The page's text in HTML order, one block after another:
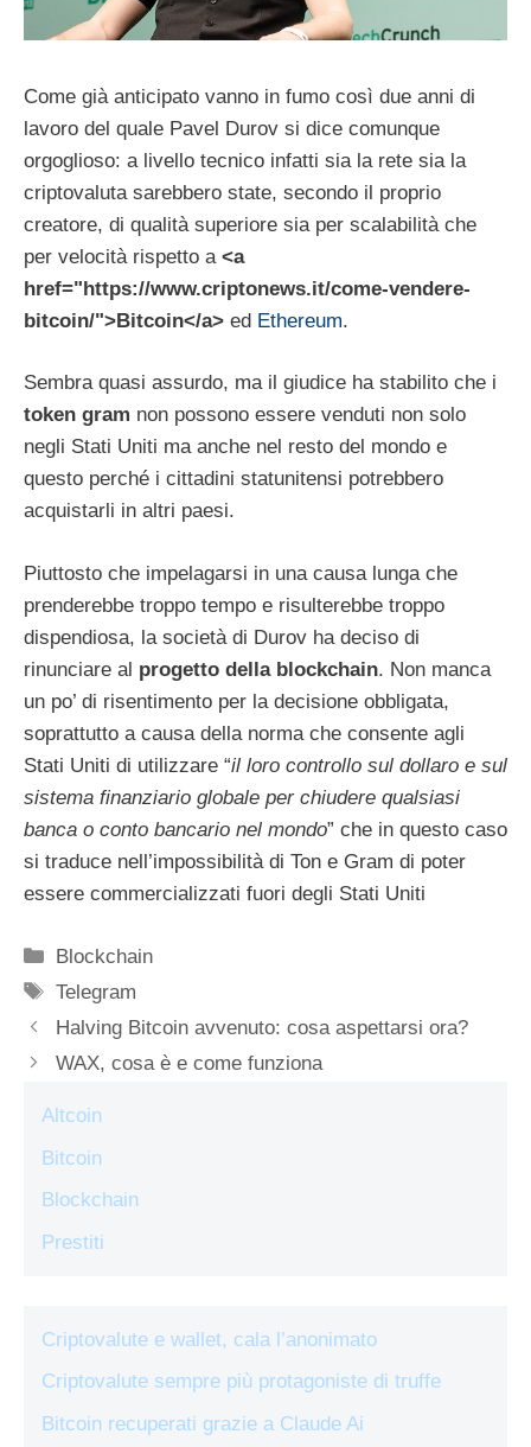
Come già anticipato vanno in fumo così due anni di
lavoro del quale Pavel Durov si dice comunque
orgoglioso: a livello tecnico infatti sia la rete sia la
criptovaluta sarebbero state, secondo il proprio
creatore, di qualità superiore sia per scalabilità che
per velocità rispetto a <a
href="https://www.criptonews.it/come-vendere-
bitcoin/">Bitcoin</a> ed Ethereum.
Sembra quasi assurdo, ma il giudice ha stabilito che i
token gram non possono essere venduti non solo
negli Stati Uniti ma anche nel resto del mondo e
questo perché i cittadini statunitensi potrebbero
acquistarli in altri paesi.
Piuttosto che impelagarsi in una causa lunga che
prenderebbe troppo tempo e risulterebbe troppo
dispendiosa, la società di Durov ha deciso di
rinunciare al progetto della blockchain. Non manca
un po’ di risentimento per la decisione obbligata,
soprattutto a causa della norma che consente agli
Stati Uniti di utilizzare “il loro controllo sul dollaro e sul
sistema finanziario globale per chiudere qualsiasi
banca o conto bancario nel mondo” che in questo caso
si traduce nell’impossibilità di Ton e Gram di poter
essere commercializzati fuori degli Stati Uniti
Categorie
Blockchain
Tag
Telegram
Halving Bitcoin avvenuto: cosa aspettarsi ora?
WAX, cosa è e come funziona
Altcoin
Bitcoin
Blockchain
Prestiti
Criptovalute e wallet, cala l’anonimato
Criptovalute sempre più protagoniste di truffe
Bitcoin recuperati grazie a Claude Ai